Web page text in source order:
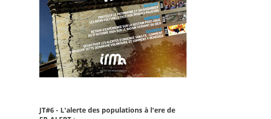
JT#6 - L'alerte des populations à l'ere de